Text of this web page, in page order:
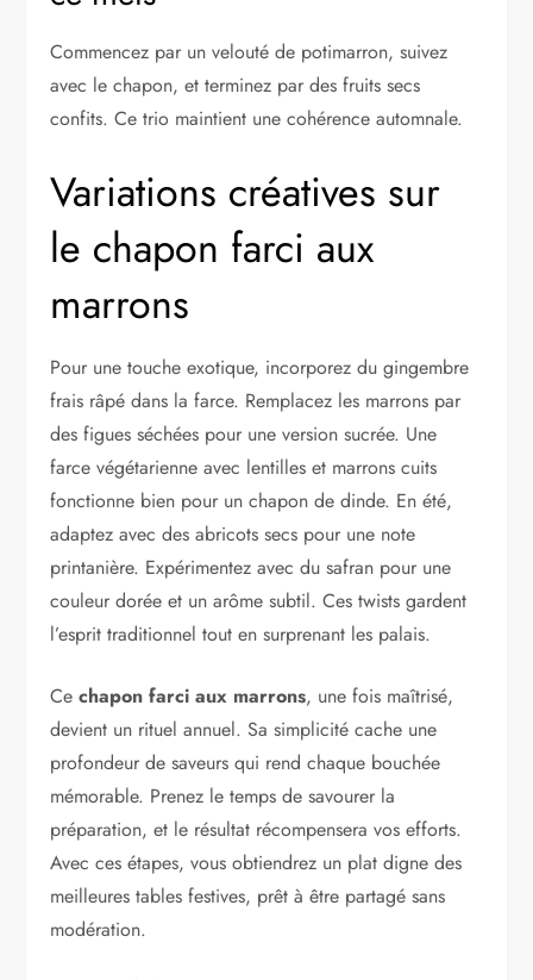
Commencez par un velouté de potimarron, suivez
avec le chapon, et terminez par des fruits secs
confits. Ce trio maintient une cohérence automnale.
Variations créatives sur
le chapon farci aux
marrons
Pour une touche exotique, incorporez du gingembre
frais râpé dans la farce. Remplacez les marrons par
des figues séchées pour une version sucrée. Une
farce végétarienne avec lentilles et marrons cuits
fonctionne bien pour un chapon de dinde. En été,
adaptez avec des abricots secs pour une note
printanière. Expérimentez avec du safran pour une
couleur dorée et un arôme subtil. Ces twists gardent
l’esprit traditionnel tout en surprenant les palais.
Cechapon farci aux marrons, une fois maîtrisé,
devient un rituel annuel. Sa simplicité cache une
profondeur de saveurs qui rend chaque bouchée
mémorable. Prenez le temps de savourer la
préparation, et le résultat récompensera vos efforts.
Avec ces étapes, vous obtiendrez un plat digne des
meilleures tables festives, prêt à être partagé sans
modération.